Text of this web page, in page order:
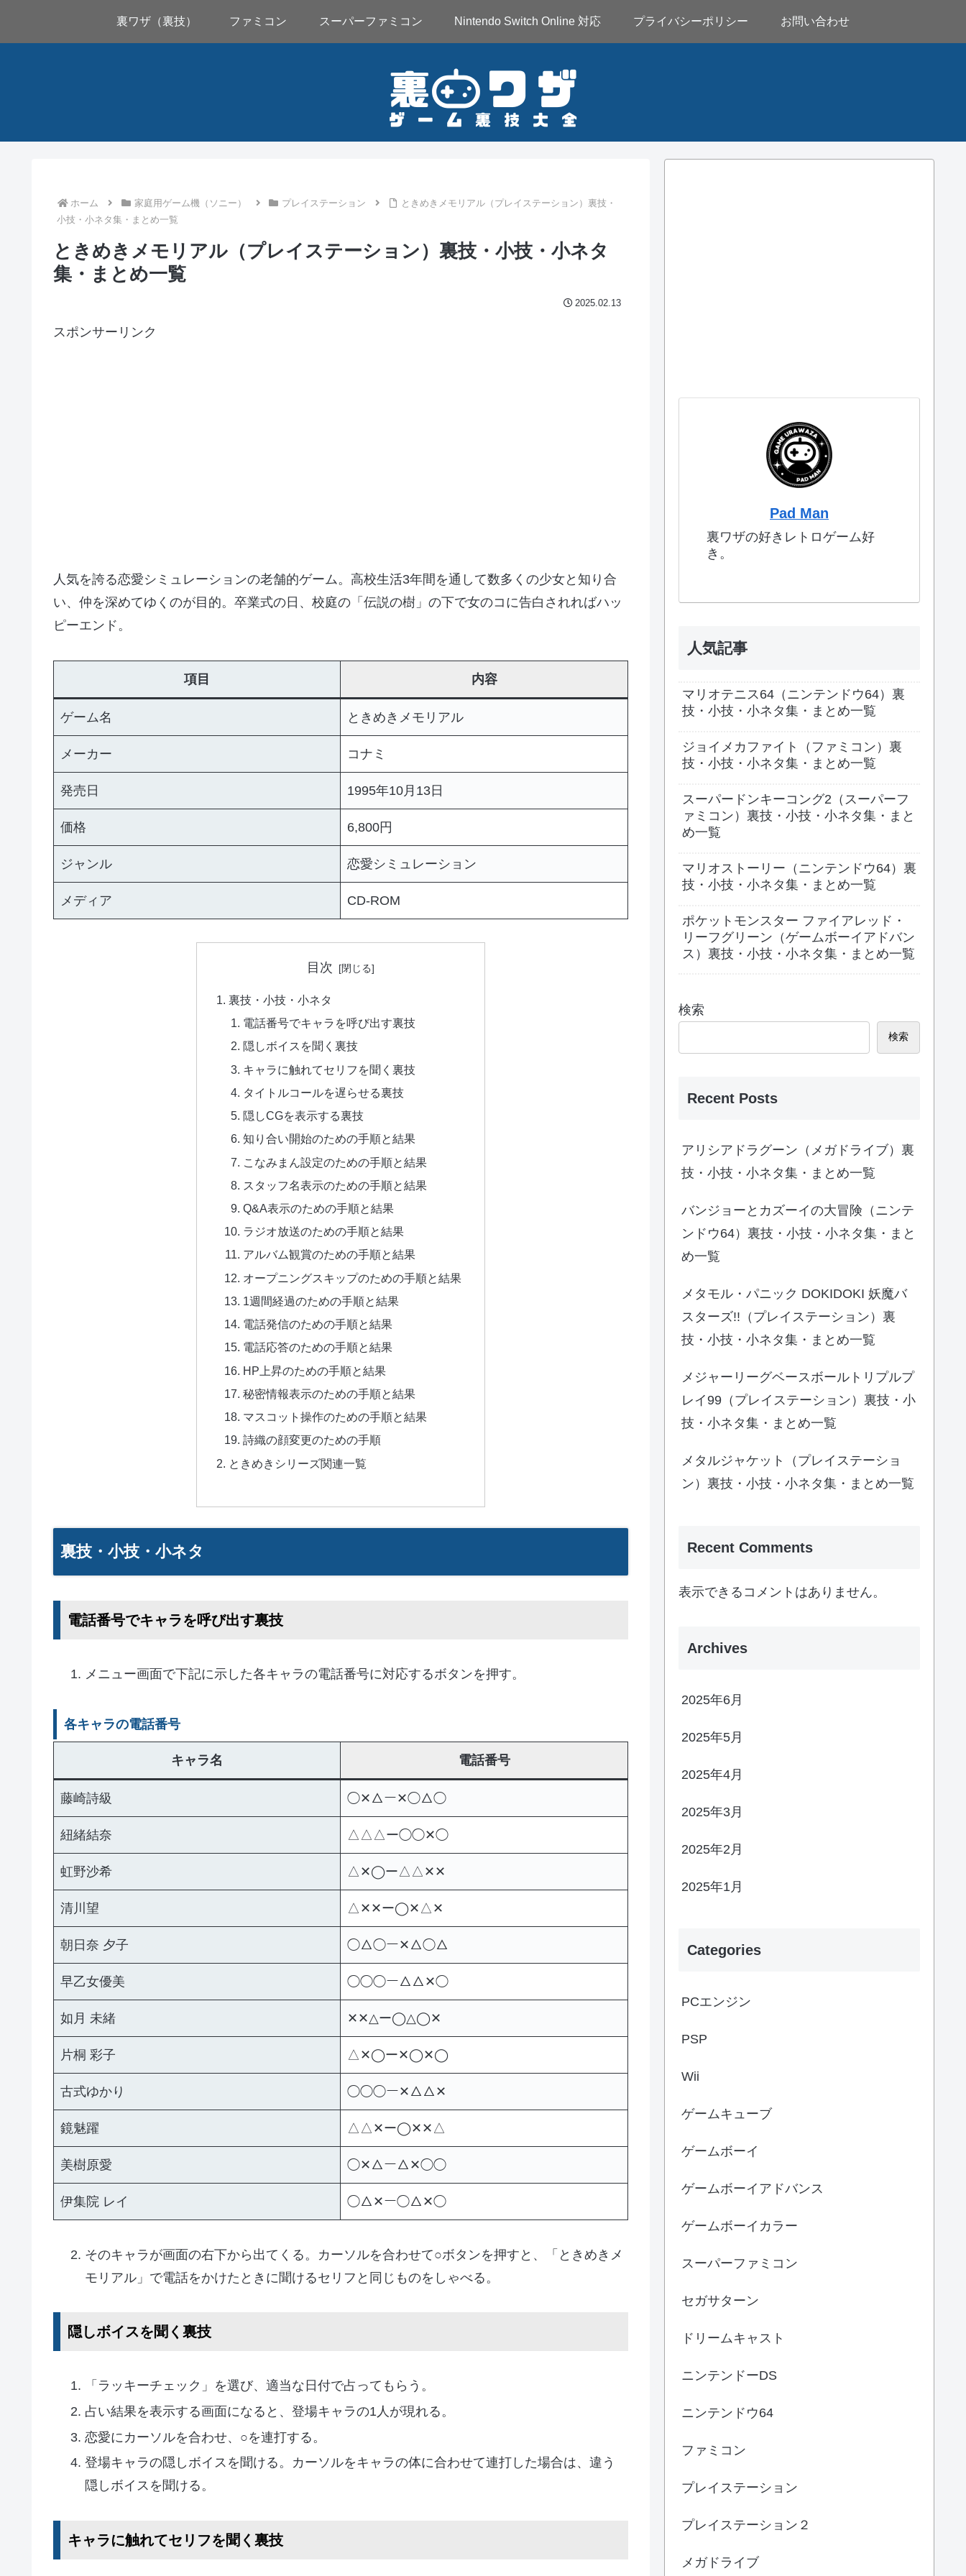
裏ワザ（裏技） ファミコン スーパーファミコン Nintendo Switch Online 対応 プライバシーポリシー お問い合わせ
ホーム 家庭用ゲーム機（ソニー） プレイステーション
ときめきメモリアル（プレイステーション）裏技・
小技・小ネタ集・まとめ一覧
ときめきメモリアル（プレイステーション）裏技・小技・小ネタ
集・まとめ一覧
2025.02.13
スポンサーリンク
人気を誇る恋愛シミュレーションの老舗的ゲーム。高校生活3年間を通して数多くの少女と知り合
い、仲を深めてゆくのが目的。卒業式の日、校庭の「伝説の樹」の下で女のコに告白されればハッ
ピーエンド。
項目 内容
ゲーム名 ときめきメモリアル
メーカー コナミ
発売日 1995年10月13日
価格 6,800円
ジャンル 恋愛シミュレーション
メディア CD-ROM
目次
裏技・小技・小ネタ
電話番号でキャラを呼び出す裏技
隠しボイスを聞く裏技
キャラに触れてセリフを聞く裏技
タイトルコールを遅らせる裏技
隠しCGを表示する裏技
知り合い開始のための手順と結果
こなみまん設定のための手順と結果
スタッフ名表示のための手順と結果
Q&A表示のための手順と結果
ラジオ放送のための手順と結果
アルバム観賞のための手順と結果
オープニングスキップのための手順と結果
1週間経過のための手順と結果
電話発信のための手順と結果
電話応答のための手順と結果
HP上昇のための手順と結果
秘密情報表示のための手順と結果
マスコット操作のための手順と結果
詩織の顔変更のための手順
ときめきシリーズ関連一覧
裏技・小技・小ネタ
電話番号でキャラを呼び出す裏技
メニュー画面で下記に示した各キャラの電話番号に対応するボタンを押す。
各キャラの電話番号
キャラ名 電話番号
藤崎詩級 ◯✕△ー✕◯△◯
紐緒結奈 △△△ー◯◯✕◯
虹野沙希 △✕◯ー△△✕✕
清川望 △✕✕ー◯✕△✕
朝日奈 夕子 ◯△◯ー✕△◯△
早乙女優美 ◯◯◯ー△△✕◯
如月 未緒 ✕✕△ー◯△◯✕
片桐 彩子 △✕◯ー✕◯✕◯
古式ゆかり ◯◯◯ー✕△△✕
鏡魅躍 △△✕ー◯✕✕△
美樹原愛 ◯✕△ー△✕◯◯
伊集院 レイ ◯△✕ー◯△✕◯
そのキャラが画面の右下から出てくる。カーソルを合わせて○ボタンを押すと、「ときめきメ
モリアル」で電話をかけたときに聞けるセリフと同じものをしゃべる。
隠しボイスを聞く裏技
「ラッキーチェック」を選び、適当な日付で占ってもらう。
占い結果を表示する画面になると、登場キャラの1人が現れる。
恋愛にカーソルを合わせ、○を連打する。
登場キャラの隠しボイスを聞ける。カーソルをキャラの体に合わせて連打した場合は、違う
隠しボイスを聞ける。
キャラに触れてセリフを聞く裏技
Pad Man
裏ワザの好きレトロゲーム好
き。
人気記事
マリオテニス64（ニンテンドウ64）裏
技・小技・小ネタ集・まとめ一覧
ジョイメカファイト（ファミコン）裏
技・小技・小ネタ集・まとめ一覧
スーパードンキーコング2（スーパーフ
ァミコン）裏技・小技・小ネタ集・まと
め一覧
マリオストーリー（ニンテンドウ64）裏
技・小技・小ネタ集・まとめ一覧
ポケットモンスター ファイアレッド・
リーフグリーン（ゲームボーイアドバン
ス）裏技・小技・小ネタ集・まとめ一覧
検索
検索
Recent Posts
アリシアドラグーン（メガドライブ）裏
技・小技・小ネタ集・まとめ一覧
バンジョーとカズーイの大冒険（ニンテ
ンドウ64）裏技・小技・小ネタ集・まと
め一覧
メタモル・パニック DOKIDOKI 妖魔バ
スターズ!!（プレイステーション）裏
技・小技・小ネタ集・まとめ一覧
メジャーリーグベースボールトリプルプ
レイ99（プレイステーション）裏技・小
技・小ネタ集・まとめ一覧
メタルジャケット（プレイステーショ
ン）裏技・小技・小ネタ集・まとめ一覧
Recent Comments
表示できるコメントはありません。
Archives
2025年6月
2025年5月
2025年4月
2025年3月
2025年2月
2025年1月
Categories
PCエンジン
PSP
Wii
ゲームキューブ
ゲームボーイ
ゲームボーイアドバンス
ゲームボーイカラー
スーパーファミコン
セガサターン
ドリームキャスト
ニンテンドーDS
ニンテンドウ64
ファミコン
プレイステーション
プレイステーション２
メガドライブ